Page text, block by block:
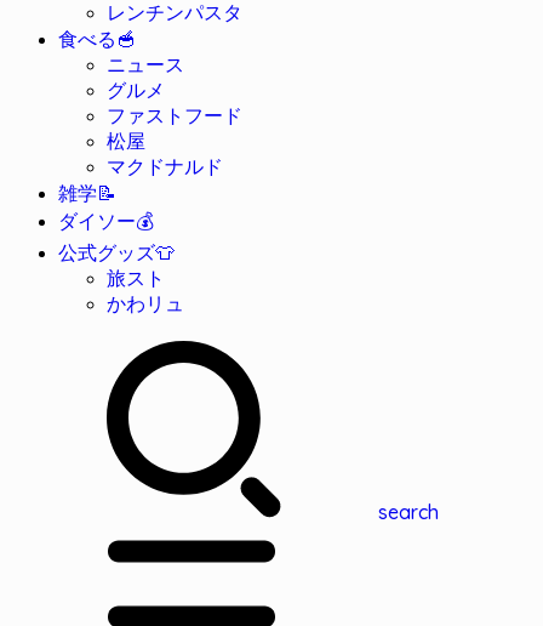
レンチンパスタ
食べる 🥣
ニュース
グルメ
ファストフード
松屋
マクドナルド
雑学📝
ダイソー💰
公式グッズ👕
旅スト
かわリュ
search